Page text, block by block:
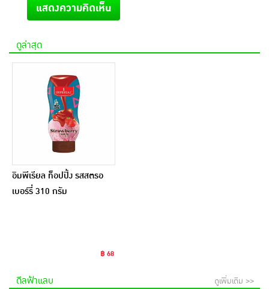
แสดงความคิดเห็น
ดูล่าสุด
อิมพีเรียล ท็อปปิ้ง รสสตรอ
เบอร์รี่ 310 กรัม
฿ 68
ดีลฟ้าแลบ ดูเพิ่มเติม >>